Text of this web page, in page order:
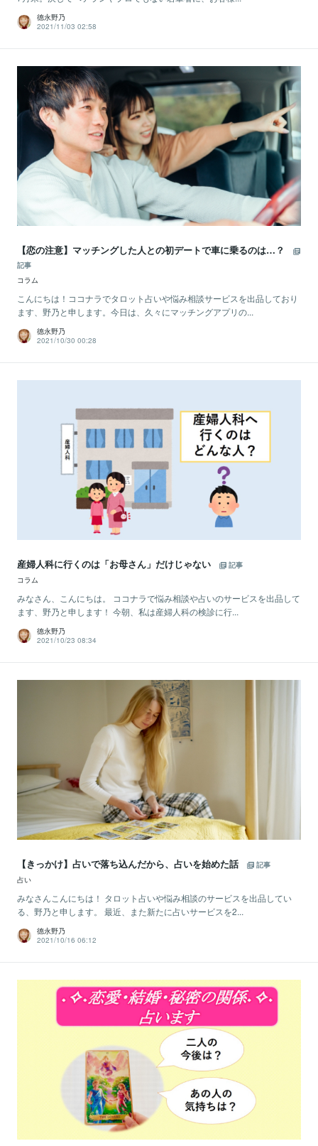
德永野乃
2021/11/03 02:58
【恋の注意】マッチングした人との初デートで車に乗るのは…？
記事
コラム
こんにちは！ココナラでタロット占いや悩み相談サービスを出品しており
ます、野乃と申します。今日は、久々にマッチングアプリの...
德永野乃
2021/10/30 00:28
産婦人科に行くのは「お母さん」だけじゃない
記事
コラム
みなさん、こんにちは。 ココナラで悩み相談や占いのサービスを出品して
ます、野乃と申します！ 今朝、私は産婦人科の検診に行...
德永野乃
2021/10/23 08:34
【きっかけ】占いで落ち込んだから、占いを始めた話
記事
占い
みなさんこんにちは！ タロット占いや悩み相談のサービスを出品してい
る、野乃と申します。 最近、また新たに占いサービスを2...
德永野乃
2021/10/16 06:12